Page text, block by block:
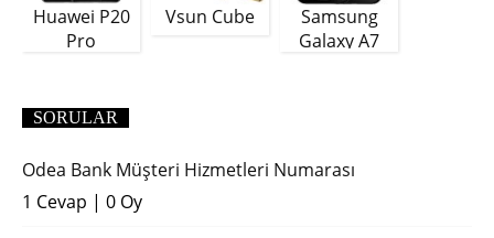
Huawei P20
Pro
Vsun Cube
Samsung
Galaxy A7
SORULAR
Odea Bank Müşteri Hizmetleri Numarası
1 Cevap | 0 Oy